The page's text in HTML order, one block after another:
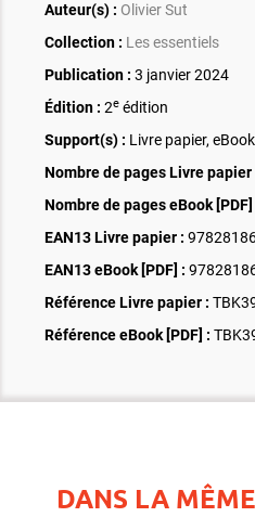
Auteur(s) : Olivier Sut
Collection : Les essentiels
Publication : 3 janvier 2024
Édition : 2e édition
Support(s) : Livre papier,
Nombre de pages Livre papier
Nombre de pages eBook [PDF]
EAN13 Livre papier :
EAN13 eBook [PDF] :
Référence Livre papier :
Référence eBook [PDF] :
DANS LA